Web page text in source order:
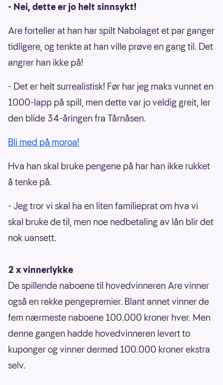
- Nei, dette er jo helt sinnsykt!
Are forteller at han har spilt Nabolaget et par ganger
tidligere, og tenkte at han ville prøve en gang til. Det
angrer han ikke på!
- Det er helt surrealistisk! Før har jeg maks vunnet en
1000-lapp på spill, men dette var jo veldig greit, ler
den blide 34-åringen fra Tårnåsen.
Bli med på moroa!
Hva han skal bruke pengene på har han ikke rukket
å tenke på.
- Jeg tror vi skal ha en liten familieprat om hva vi
skal bruke de til, men noe nedbetaling av lån blir det
nok uansett.
2 x vinnerlykke
De spillende naboene til hovedvinneren Are vinner
også en rekke pengepremier. Blant annet vinner de
fem nærmeste naboene 100.000 kroner hver. Men
denne gangen hadde hovedvinneren levert to
kuponger og vinner dermed 100.000 kroner ekstra
selv.